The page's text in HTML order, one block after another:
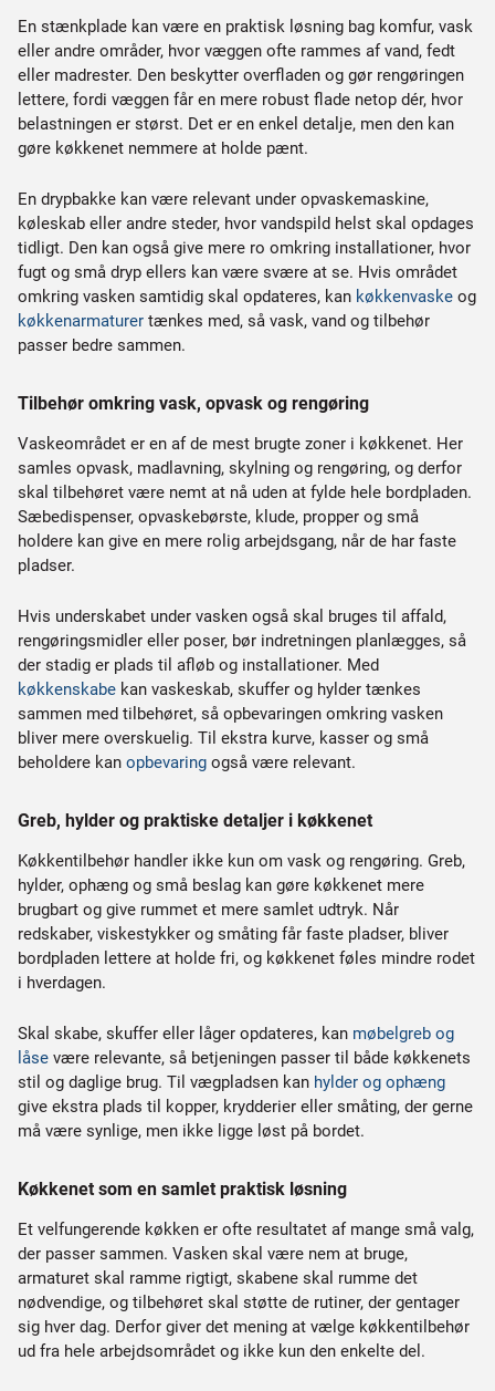
En stænkplade kan være en praktisk løsning bag komfur, vask
eller andre områder, hvor væggen ofte rammes af vand, fedt
eller madrester. Den beskytter overfladen og gør rengøringen
lettere, fordi væggen får en mere robust flade netop dér, hvor
belastningen er størst. Det er en enkel detalje, men den kan
gøre køkkenet nemmere at holde pænt.
En drypbakke kan være relevant under opvaskemaskine,
køleskab eller andre steder, hvor vandspild helst skal opdages
tidligt. Den kan også give mere ro omkring installationer, hvor
fugt og små dryp ellers kan være svære at se. Hvis området
omkring vasken samtidig skal opdateres, kan køkkenvaske og
køkkenarmaturer tænkes med, så vask, vand og tilbehør
passer bedre sammen.
Tilbehør omkring vask, opvask og rengøring
Vaskeområdet er en af de mest brugte zoner i køkkenet. Her
samles opvask, madlavning, skylning og rengøring, og derfor
skal tilbehøret være nemt at nå uden at fylde hele bordpladen.
Sæbedispenser, opvaskebørste, klude, propper og små
holdere kan give en mere rolig arbejdsgang, når de har faste
pladser.
Hvis underskabet under vasken også skal bruges til affald,
rengøringsmidler eller poser, bør indretningen planlægges, så
der stadig er plads til afløb og installationer. Med
køkkenskabe kan vaskeskab, skuffer og hylder tænkes
sammen med tilbehøret, så opbevaringen omkring vasken
bliver mere overskuelig. Til ekstra kurve, kasser og små
beholdere kan opbevaring også være relevant.
Greb, hylder og praktiske detaljer i køkkenet
Køkkentilbehør handler ikke kun om vask og rengøring. Greb,
hylder, ophæng og små beslag kan gøre køkkenet mere
brugbart og give rummet et mere samlet udtryk. Når
redskaber, viskestykker og småting får faste pladser, bliver
bordpladen lettere at holde fri, og køkkenet føles mindre rodet
i hverdagen.
Skal skabe, skuffer eller låger opdateres, kan møbelgreb og
låse være relevante, så betjeningen passer til både køkkenets
stil og daglige brug. Til vægpladsen kan hylder og ophæng
give ekstra plads til kopper, krydderier eller småting, der gerne
må være synlige, men ikke ligge løst på bordet.
Køkkenet som en samlet praktisk løsning
Et velfungerende køkken er ofte resultatet af mange små valg,
der passer sammen. Vasken skal være nem at bruge,
armaturet skal ramme rigtigt, skabene skal rumme det
nødvendige, og tilbehøret skal støtte de rutiner, der gentager
sig hver dag. Derfor giver det mening at vælge køkkentilbehør
ud fra hele arbejdsområdet og ikke kun den enkelte del.